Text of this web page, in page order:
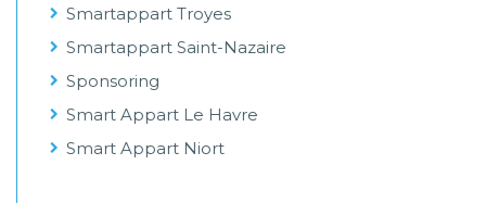
Smartappart Troyes
Smartappart Saint-Nazaire
Sponsoring
Smart Appart Le Havre
Smart Appart Niort